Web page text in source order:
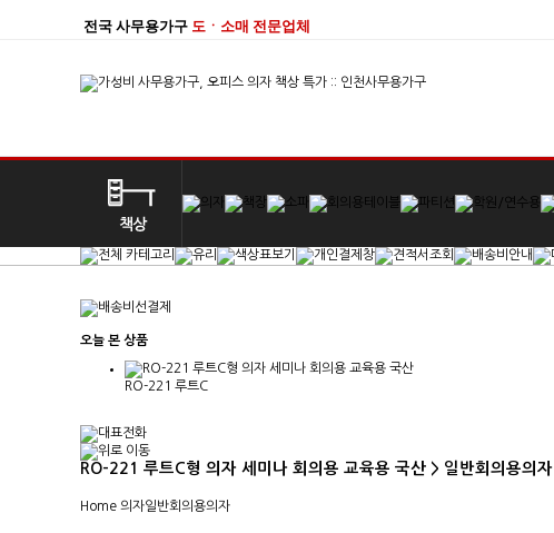
전국 사무용가구 도ㆍ소매 전문업체
오늘 본 상품
RO-221 루트C
RO-221 루트C형 의자 세미나 회의용 교육용 국산 > 일반회의용의자
Home 의자일반회의용의자